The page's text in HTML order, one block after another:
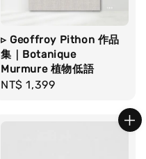
▹ Geoffroy Pithon 作品
集｜Botanique
Murmure 植物低語
Regular
NT$ 1,399